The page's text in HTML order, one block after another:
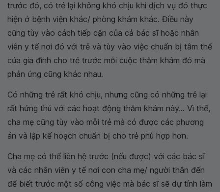
trước đó, có trẻ lại không khó chịu khi dịch vụ đó thực
hiện ở bệnh viện khác/ phòng khám khác. Điều này
cũng tùy vào cách tiếp cận của cả bác sĩ hoặc nhân
viên y tế nơi đó với trẻ và tùy vào việc chuẩn bị tâm thế
của gia đình cho trẻ trước mỗi cuộc thăm khám đó mà
phản ứng cũng khác nhau.
Có những trẻ rất khó chịu, nhưng cũng có những trẻ lại
rất hứng thú với các hoạt động thăm khám này... Vì thế,
cha mẹ cũng tùy vào mỗi trẻ mà có được các phương
án và lập kế hoạch chuẩn bị cho trẻ phù hợp hơn.
Cha mẹ có thể liên hệ trước (nếu được) với các bác sĩ
và các nhân viên y tế nơi con cha mẹ/ người thân đến
để biết trước một số công việc mà bác sĩ sẽ dự tính làm